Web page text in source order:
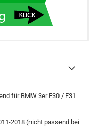
für BMW 3er F30 / F31
2018 (nicht passend bei